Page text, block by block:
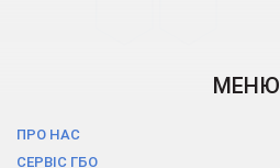
МЕНЮ
ПРО НАС
СЕРВІС ГБО